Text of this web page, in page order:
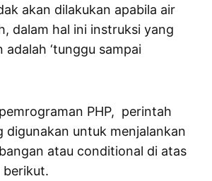
akan dilakukan apabila air
dalam hal ini instruksi yang
adalah ‘tunggu sampai
PHP, perintah
digunakan untuk menjalankan
atau conditional di atas
berikut.